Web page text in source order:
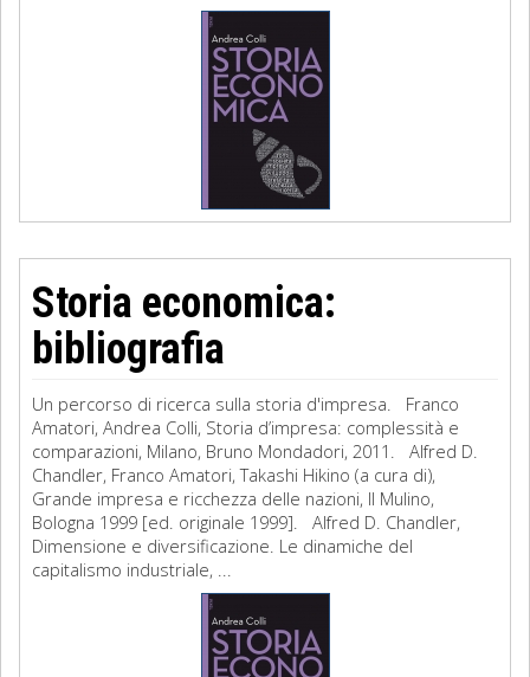
Storia economica:
bibliografia
Un percorso di ricerca sulla storia d'impresa. Franco
Amatori, Andrea Colli, Storia d’impresa: complessità e
comparazioni, Milano, Bruno Mondadori, 2011. Alfred D.
Chandler, Franco Amatori, Takashi Hikino (a cura di),
Grande impresa e ricchezza delle nazioni, Il Mulino,
Bologna 1999 [ed. originale 1999]. Alfred D. Chandler,
Dimensione e diversificazione. Le dinamiche del
capitalismo industriale, ...